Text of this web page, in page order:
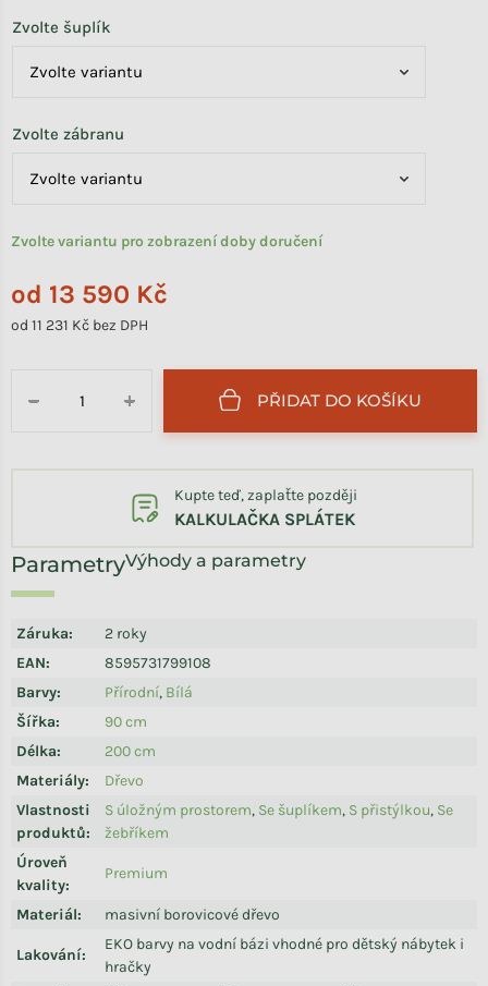
od 13 590 Kč
od 11 231 Kč bez DPH
Zvolte variantu pro zobrazení doby doručení
Zvolte šuplík
Zvolte zábranu
+
− PŘIDAT DO KOŠÍKU
Výhody a parametry
Záruka:
2 roky
EAN:
8595731799108
Barvy: Přírodní, Bílá
Šířka:
90 cm
Délka:
200 cm
Materiály:
Dřevo
Vlastnosti
produktů:
S úložným prostorem, Se šuplíkem, S přistýlkou, Se
žebříkem
Úroveň
kvality:
Premium
Materiál: masivní borovicové dřevo
Lakování:
EKO barvy na vodní bázi vhodné pro dětský nábytek i
hračky
Kupte teď, zaplaťte později
KALKULAČKA SPLÁTEK